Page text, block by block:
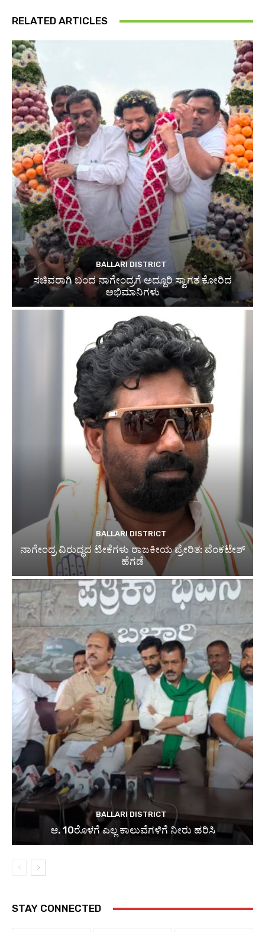
RELATED ARTICLES
BALLARI DISTRICT
ಸಚಿವರಾಗಿ ಬಂದ ನಾಗೇಂದ್ರಗೆ ಅದ್ದೂರಿ ಸ್ವಾಗತ ಕೋರಿದ
ಅಭಿಮಾನಿಗಳು
BALLARI DISTRICT
ನಾಗೇಂದ್ರ ವಿರುದ್ಧದ ಟೀಕೆಗಳು ರಾಜಕೀಯ ಪ್ರೇರಿತ: ವೆಂಕಟೇಶ್
ಹೆಗಡೆ
BALLARI DISTRICT
ಆ. 10ರೊಳಗೆ ಎಲ್ಲ ಕಾಲುವೆಗಳಿಗೆ ನೀರು ಹರಿಸಿ
STAY CONNECTED